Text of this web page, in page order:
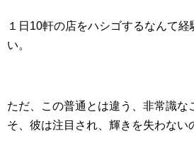
１日10軒の店をハシゴするなんて
い。
ただ、この普通とは違う、非常識な
そ、彼は注目され、輝きを失わない